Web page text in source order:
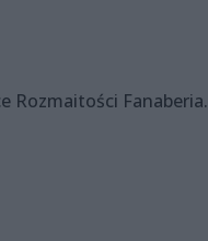
Rozmaitości Fanaberia.